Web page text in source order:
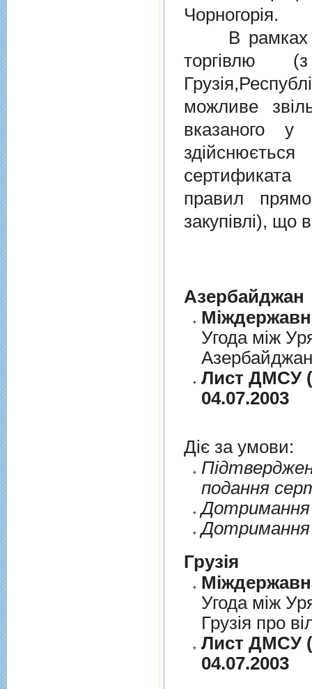
Чорногорія.
В рамках
торгiвлю
можливе
вказаного у
правил
закупівлі), що
Азербайджан
Угода між
Лист ДМСУ
04.07.2003
Діє за умови:
подання
Дотримання
Дотримання
Грузія
Угода між
Грузія про
Лист ДМСУ
04.07.2003